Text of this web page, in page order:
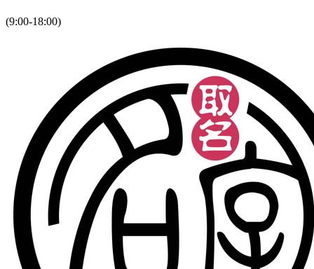
(9:00-18:00)